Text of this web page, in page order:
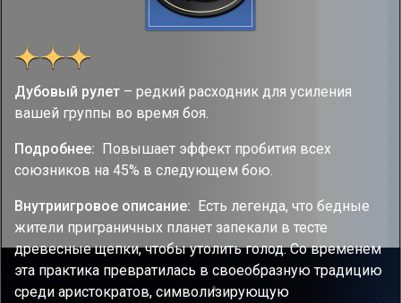
Дубовый рулет – редкий расходник для усиления
вашей группы во время боя.
Подробнее: Повышает эффект пробития всех
союзников на 45% в следующем бою.
Внутриигровое описание: Есть легенда, что бедные
жители приграничных планет запекали в тесте
древесные щепки, чтобы утолить голод. Со временем
эта практика превратилась в своеобразную традицию
среди аристократов, символизирующую